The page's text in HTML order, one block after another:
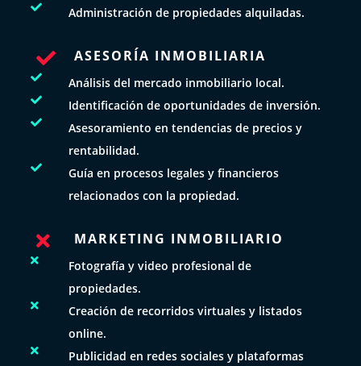
 Administración de propiedades alquiladas.
 ASESORÍA INMOBILIARIA
 Análisis del mercado inmobiliario local.
 Identificación de oportunidades de inversión.

Asesoramiento en tendencias de precios y
rentabilidad.

Guía en procesos legales y financieros
relacionados con la propiedad.
 MARKETING INMOBILIARIO

Fotografía y video profesional de
propiedades.

Creación de recorridos virtuales y listados
online.
 Publicidad en redes sociales y plataformas